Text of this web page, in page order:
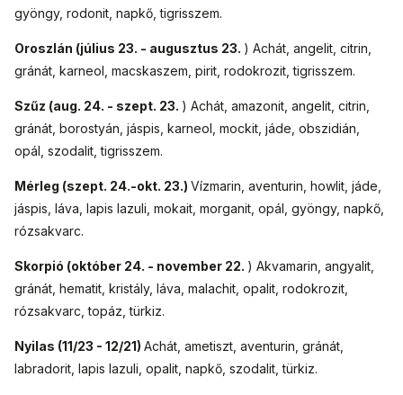
gyöngy, rodonit, napkő, tigrisszem.
Oroszlán (július 23. - augusztus 23. ) Achát, angelit, citrin,
gránát, karneol, macskaszem, pirit, rodokrozit, tigrisszem.
Szűz (aug. 24. - szept. 23. ) Achát, amazonit, angelit, citrin,
gránát, borostyán, jáspis, karneol, mockit, jáde, obszidián,
opál, szodalit, tigrisszem.
Mérleg (szept. 24.-okt. 23.) Vízmarin, aventurin, howlit, jáde,
jáspis, láva, lapis lazuli, mokait, morganit, opál, gyöngy, napkő,
rózsakvarc.
Skorpió (október 24. - november 22. ) Akvamarin, angyalit,
gránát, hematit, kristály, láva, malachit, opalit, rodokrozit,
rózsakvarc, topáz, türkiz.
Nyilas (11/23 - 12/21) Achát, ametiszt, aventurin, gránát,
labradorit, lapis lazuli, opalit, napkő, szodalit, türkiz.